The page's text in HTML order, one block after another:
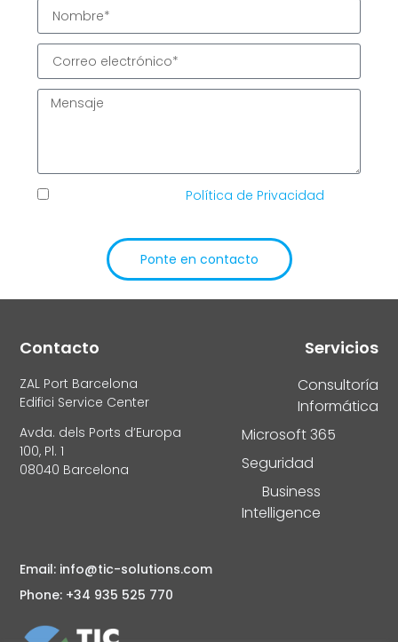
Política de Privacidad
Ponte en contacto
Email: info@tic-solutions.com
Phone: +34 935 525 770
Servicios
Consultoría
Informática
Microsoft 365
Seguridad
Business
Intelligence
Contacto
ZAL Port Barcelona
Edifici Service Center
Avda. dels Ports d’Europa
100, Pl. 1
08040 Barcelona